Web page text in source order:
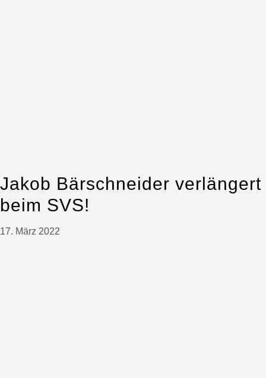
Jakob Bärschneider verlängert
beim SVS!
17. März 2022